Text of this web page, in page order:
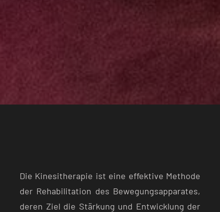
Die Kinesitherapie ist eine effektive Methode
der Rehabilitation des Bewegungsapparates,
deren Ziel die Stärkung und Entwicklung der